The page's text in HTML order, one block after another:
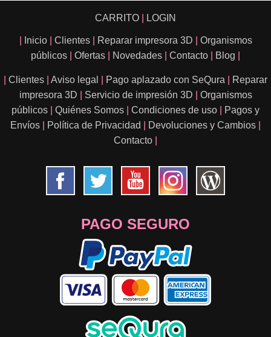
CARRITO LOGIN
Inicio Clientes Reparar impresora 3D
Organismos
públicos
Ofertas Novedades Contacto Blog
Clientes Aviso legal Pago aplazado con SeQura
Reparar
impresora 3D
Servicio de impresión 3D
Organismos
públicos
Quiénes Somos Condiciones de uso
Pagos y
Envíos
Política de Privacidad Devoluciones y Cambios
Contacto
PAGO SEGURO